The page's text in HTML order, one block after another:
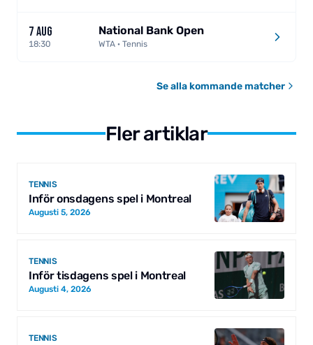
7 AUG
18:30
National Bank Open
WTA · Tennis
Se alla kommande matcher
Fler artiklar
TENNIS
Inför onsdagens spel i Montreal
Augusti 5, 2026
TENNIS
Inför tisdagens spel i Montreal
Augusti 4, 2026
TENNIS